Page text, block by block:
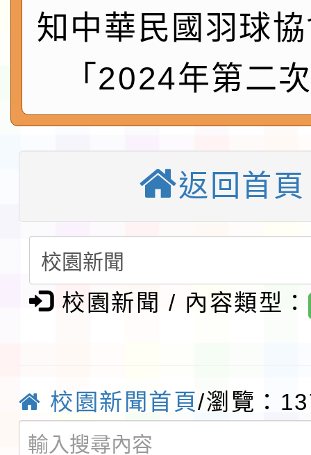
鎮韌性（防空）演習－
「115年金融知識線上
法」
本校115學年度第1學
第3次招考代課鐘點教
檢送「桃園市115學年
程安排一案
「桃園市補助參觀特色
展演活動實施計畫」
請一案
教育部校安中心白海豚
報
淨零綠領人才培育課程
檢送桃園市115學年度
實施要點各1份
程
函轉國家通訊傳播委員
鎮韌性（防空）演習－
「115年金融知識線上
知中華民國羽球
「2024年第二
返回首頁
校園新聞 / 內容類型：
校園新聞首頁/瀏覽：